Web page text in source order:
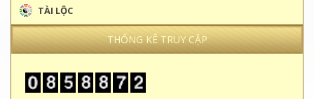
TÀI LỘC
THỐNG KÊ TRUY CẬP